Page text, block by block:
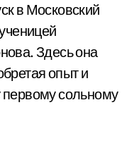
в Московский
Здесь она
опыт и
первому сольному